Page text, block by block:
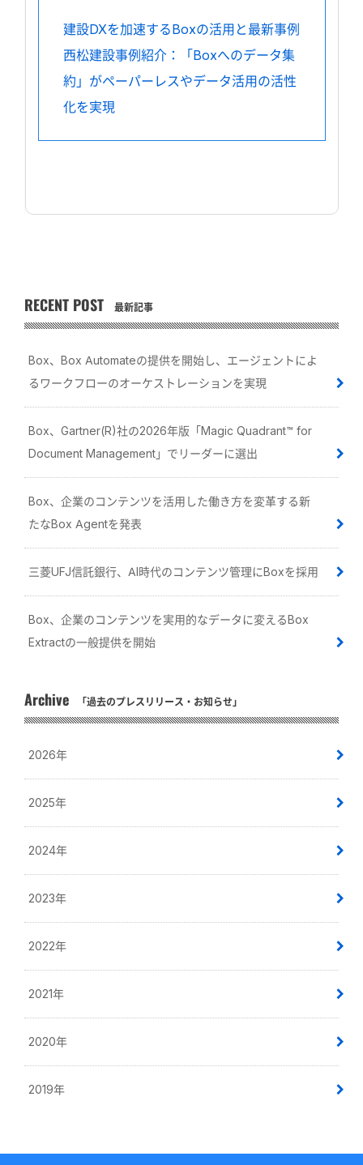
建設DXを加速するBoxの活用と最新事例
西松建設事例紹介：「Boxへのデータ集
約」がペーパーレスやデータ活用の活性
化を実現
RECENT POST 最新記事
Box、Box Automateの提供を開始し、エージェントによ
るワークフローのオーケストレーションを実現
Box、Gartner(R)社の2026年版「Magic Quadrant™ for
Document Management」でリーダーに選出
Box、企業のコンテンツを活用した働き方を変革する新
たなBox Agentを発表
三菱UFJ信託銀行、AI時代のコンテンツ管理にBoxを採用
Box、企業のコンテンツを実用的なデータに変えるBox
Extractの一般提供を開始
Archive 「過去のプレスリリース・お知らせ」
2026年
2025年
2024年
2023年
2022年
2021年
2020年
2019年